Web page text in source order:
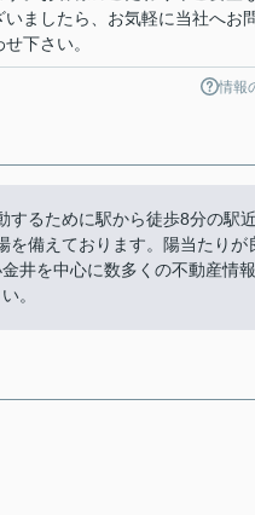
いましたら、お気軽に当社へお
下さい。
情報
するために駅から徒歩8分の駅近
を備えております。陽当たりが
井を中心に数多くの不動産情報
。